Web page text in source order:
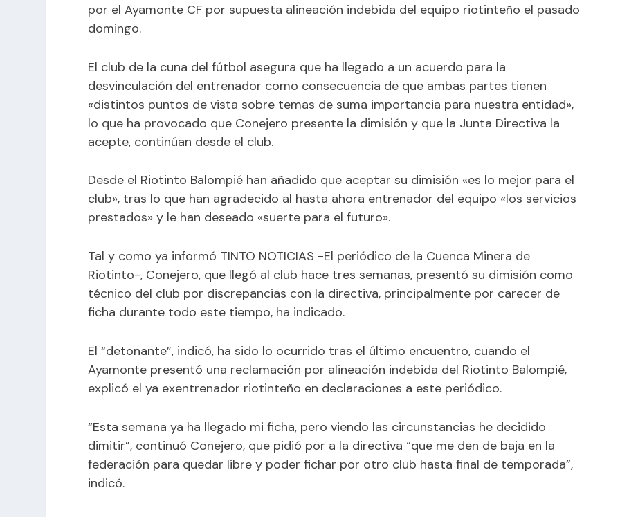
por el Ayamonte CF por supuesta alineación indebida del equipo riotinteño el pasado
domingo.
El club de la cuna del fútbol asegura que ha llegado a un acuerdo para la
desvinculación del entrenador como consecuencia de que ambas partes tienen
«distintos puntos de vista sobre temas de suma importancia para nuestra entidad»,
lo que ha provocado que Conejero presente la dimisión y que la Junta Directiva la
acepte, continúan desde el club.
Desde el Riotinto Balompié han añadido que aceptar su dimisión «es lo mejor para el
club», tras lo que han agradecido al hasta ahora entrenador del equipo «los servicios
prestados» y le han deseado «suerte para el futuro».
Tal y como ya informó TINTO NOTICIAS -El periódico de la Cuenca Minera de
Riotinto-, Conejero, que llegó al club hace tres semanas, presentó su dimisión como
técnico del club por discrepancias con la directiva, principalmente por carecer de
ficha durante todo este tiempo, ha indicado.
El “detonante”, indicó, ha sido lo ocurrido tras el último encuentro, cuando el
Ayamonte presentó una reclamación por alineación indebida del Riotinto Balompié,
explicó el ya exentrenador riotinteño en declaraciones a este periódico.
“Esta semana ya ha llegado mi ficha, pero viendo las circunstancias he decidido
dimitir”, continuó Conejero, que pidió por a la directiva “que me den de baja en la
federación para quedar libre y poder fichar por otro club hasta final de temporada”,
indicó.